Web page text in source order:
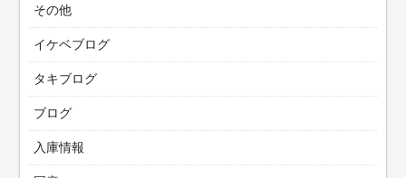
その他
イケベブログ
タキブログ
ブログ
入庫情報